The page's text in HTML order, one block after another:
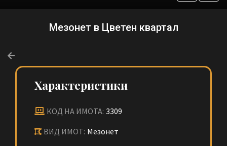
Мезонет в Цветен квартал
Характеристики
КОД НА ИМОТА: 3309
ВИД ИМОТ: Мезонет